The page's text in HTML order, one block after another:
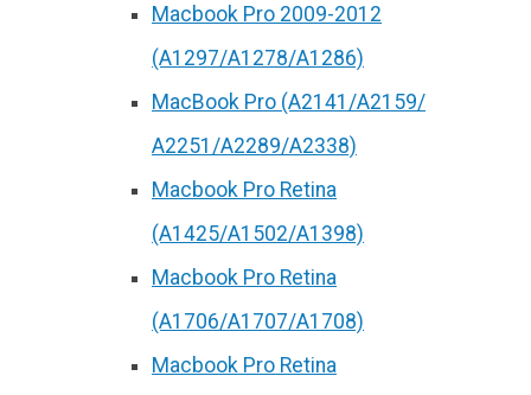
Macbook Pro 2009-2012
(A1297/A1278/A1286)
MacBook Pro (А2141/А2159/
А2251/A2289/A2338)
Macbook Pro Retina
(А1425/A1502/A1398)
Macbook Pro Retina
(А1706/A1707/A1708)
Macbook Pro Retina